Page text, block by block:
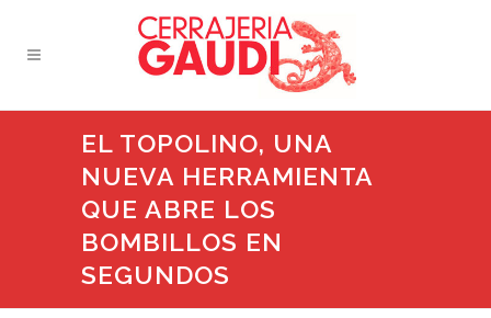
EL TOPOLINO, UNA
NUEVA HERRAMIENTA
QUE ABRE LOS
BOMBILLOS EN
SEGUNDOS